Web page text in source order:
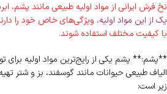
نخ فرش ایرانی از مواد اولیه طبیعی مانند پشم،
یک از این مواد اولیه، ویژگی‌های خاص خود را
با کیفیت مختلف استفاده شوند.
**پشم:** پشم یکی از رایج‌ترین مواد اولیه برای
الیاف طبیعی حیوانات مانند گوسفند، بز و شتر
زیر است: